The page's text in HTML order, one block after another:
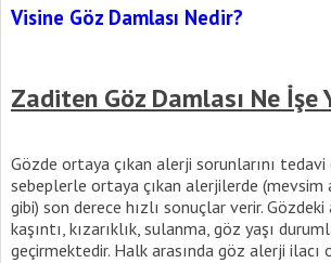
Visine Göz Damlası Nedir?
Zaditen Göz Damlası Ne İşe
Gözde ortaya çıkan alerji sorunlarını
sebeplerle ortaya çıkan alerjilerde (mevsim
gibi) son derece hızlı sonuçlar verir.
kaşıntı, kızarıklık, sulanma, göz yaşı
geçirmektedir. Halk arasında göz alerji ilacı